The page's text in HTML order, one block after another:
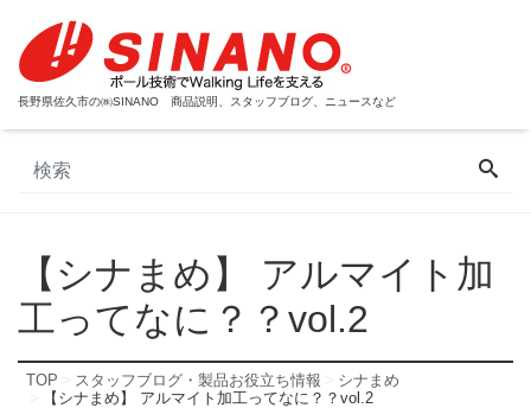
長野県佐久市の㈱SINANO 商品説明、スタッフブログ、ニュースなど
【シナまめ】 アルマイト加
工ってなに？？vol.2
TOP スタッフブログ・製品お役立ち情報
シナまめ
【シナまめ】 アルマイト加工ってなに？？vol.2